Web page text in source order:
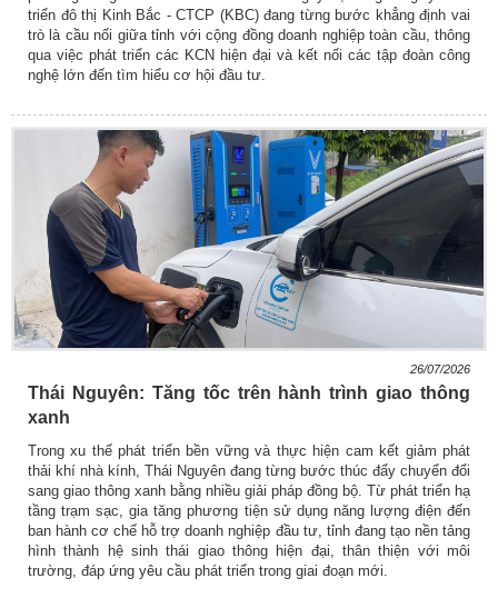
triển đô thị Kinh Bắc - CTCP (KBC) đang từng bước khẳng định vai
trò là cầu nối giữa tỉnh với cộng đồng doanh nghiệp toàn cầu, thông
qua việc phát triển các KCN hiện đại và kết nối các tập đoàn công
nghệ lớn đến tìm hiểu cơ hội đầu tư.
26/07/2026
Thái Nguyên: Tăng tốc trên hành trình giao thông
xanh
Trong xu thế phát triển bền vững và thực hiện cam kết giảm phát
thải khí nhà kính, Thái Nguyên đang từng bước thúc đẩy chuyển đổi
sang giao thông xanh bằng nhiều giải pháp đồng bộ. Từ phát triển hạ
tầng trạm sạc, gia tăng phương tiện sử dụng năng lượng điện đến
ban hành cơ chế hỗ trợ doanh nghiệp đầu tư, tỉnh đang tạo nền tảng
hình thành hệ sinh thái giao thông hiện đại, thân thiện với môi
trường, đáp ứng yêu cầu phát triển trong giai đoạn mới.